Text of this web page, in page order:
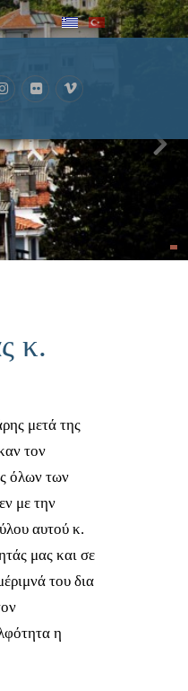
κ.
μετά της
τον
όλων των
με την
αυτού κ.
μας και σε
του δια
η